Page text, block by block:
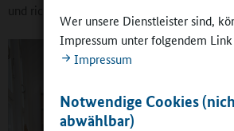
Wer unsere Dienstleister sind,
Impressum unter folgendem Link
Impressum
Notwendige Cookies
abwählbar)
und richtet sich an die Bildungspolitik.